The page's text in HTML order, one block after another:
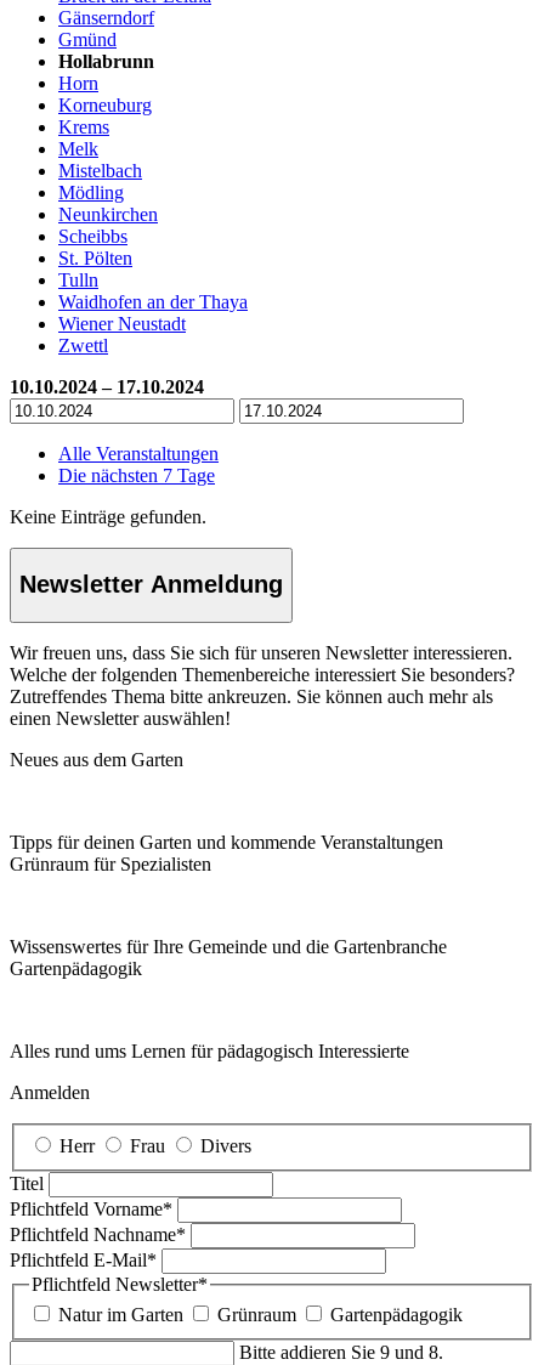
Gänserndorf
Gmünd
Hollabrunn
Horn
Korneuburg
Krems
Melk
Mistelbach
Mödling
Neunkirchen
Scheibbs
St. Pölten
Tulln
Waidhofen an der Thaya
Wiener Neustadt
Zwettl
10.10.2024 – 17.10.2024
Alle Veranstaltungen
Die nächsten 7 Tage
Keine Einträge gefunden.
Newsletter Anmeldung
Wir freuen uns, dass Sie sich für unseren Newsletter interessieren.
Welche der folgenden Themenbereiche interessiert Sie besonders?
Zutreffendes Thema bitte ankreuzen. Sie können auch mehr als
einen Newsletter auswählen!
Neues aus dem Garten
Tipps für deinen Garten und kommende Veranstaltungen
Grünraum für Spezialisten
Wissenswertes für Ihre Gemeinde und die Gartenbranche
Garten­pädagogik
Alles rund ums Lernen für pädagogisch Interessierte
Anmelden
Herr Frau
Divers
Titel
Pflichtfeld Vorname*
Pflichtfeld Nachname*
Pflichtfeld E-Mail*
Pflichtfeld Newsletter*
Natur im Garten
Grünraum
Gartenpädagogik
Bitte addieren Sie 9 und 8.